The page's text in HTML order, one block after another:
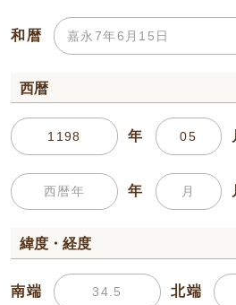
和暦
西暦
年
年
緯度・経度
南端 北端